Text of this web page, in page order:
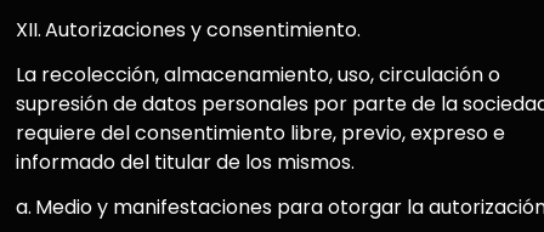
XII.Autorizaciones y consentimiento.
La recolección, almacenamiento, uso, circulación o
supresión de datos personales por parte de la
requiere del consentimiento libre, previo, expreso e
informado del titular de los mismos.
a. Medio y manifestaciones para otorgar la